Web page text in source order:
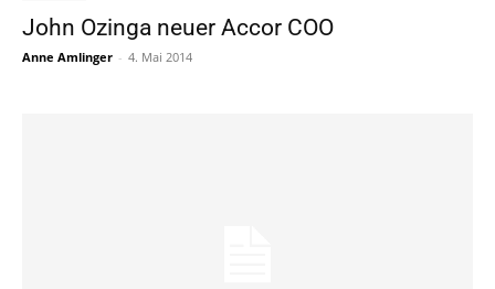
John Ozinga neuer Accor COO
Anne Amlinger - 4. Mai 2014